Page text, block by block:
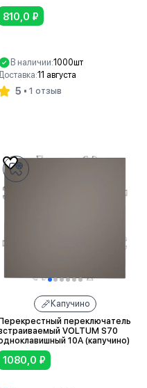
810,0 ₽
В наличии:1000шт
Доставка:11 августа
5 1 отзыв
Капучино
переключатель
VOLTUM S70
10А (капучино)
1080,0 ₽